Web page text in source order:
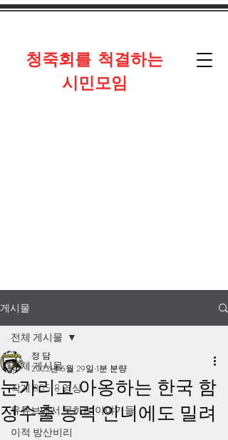
​청죽회를 척결하는
시민모임
게시물
전체 게시물
작계 80518 영상
유튜브에서 못하는 이야기들
이적 방산비리
전체 게시물
눈가리고 아옹하는 한국 함
정수출 능력 인니에도 밀려
정 담
2022년 6월 29일 1분 분량